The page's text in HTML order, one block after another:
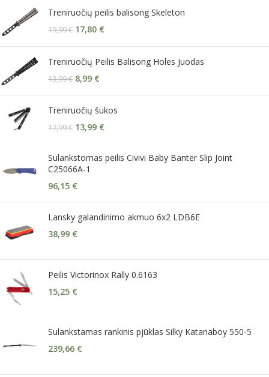
Treniruočių peilis balisong Skeleton
19,99€ 17,80 €
Treniruočių Peilis Balisong Holes Juodas
13,99€ 8,99 €
Treniruočių šukos
17,99€ 13,99 €
Sulankstomas peilis Civivi Baby Banter Slip Joint
C25066A-1
96,15 €
Lansky galandinimo akmuo 6x2 LDB6E
38,99 €
Peilis Victorinox Rally 0.6163
15,25 €
Sulankstamas rankinis pjūklas Silky Katanaboy 550-5
239,66 €